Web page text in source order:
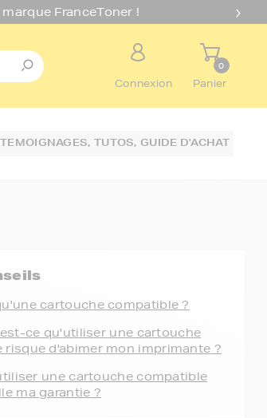
FranceToner !
Connexion
0
Panier
TEMOIGNAGES, TUTOS,GUIDE D'ACHAT
cartouche compatible ?
ce qu'utiliser une cartouche
risque d'abimer mon imprimante ?
une cartouche compatible
ma garantie ?